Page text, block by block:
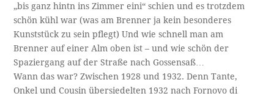
„bis ganz hintn ins Zimmer eini“ schien und es trotzdem
schön kühl war (was am Brenner ja kein besonderes
Kunststück zu sein pflegt) Und wie schnell man am
Brenner auf einer Alm oben ist – und wie schön der
Spaziergang auf der Straße nach Gossensaß…
Wann das war? Zwischen 1928 und 1932. Denn Tante,
Onkel und Cousin übersiedelten 1932 nach Fornovo di